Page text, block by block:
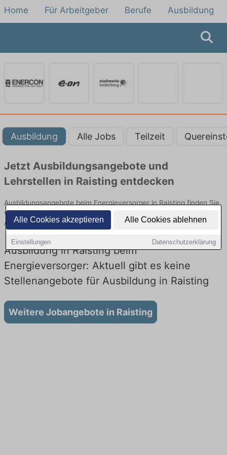
Alle Cookies akzeptieren Alle Cookies ablehnen
Einstellungen Datenschutzerklärung
Home Für Arbeitgeber Berufe Ausbildung
Ausbildung Alle Jobs Teilzeit
Jetzt Ausbildungsangebote und
Lehrstellen in Raisting entdecken
Ausbildungsangebote beim Energieversorger in Raisting finden Sie
von namhaften Firmen. Entdecken Sie freie Optionen von Top-
Arbeitgebern und bewerben Sie sich noch heute.
Ausbildung in Raisting beim
Energieversorger: Aktuell gibt es keine
Stellenangebote für Ausbildung in Raisting
Weitere Jobangebote in Raisting